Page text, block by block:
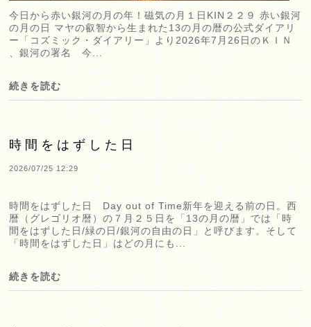
今日から赤い銀河の月の年！磁気の月１日KIN２２９ 赤い銀河
の月の日 マヤの叡智から生まれた13の月の暦の公式ダイアリ
ー「コズミック・ダイアリー」より2026年7月26日のＫＩＮ
、銀河の署名 今...
続きを読む
時間をはずした日
2026/07/25 12:29
時間をはずした日 Day out of Time新年を迎える前の日。西
暦（グレゴリオ暦）の７月２５日を「13の月の暦」では「時
間をはずした日/緑の日/銀河の自由の日」と呼びます。そして
「時間をはずした日」はどの月にも...
続きを読む